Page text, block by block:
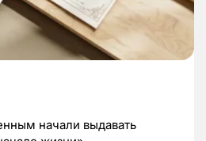
начали выдавать